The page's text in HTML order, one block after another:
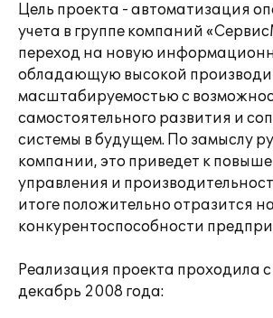
Цель проекта - автоматизация
учета в группе компаний
переход на новую
обладающую высокой
масштабируемостью с
самостоятельного развития и
системы в будущем. По замыслу
компании, это приведет к
управления и
итоге положительно отразится на
конкурентоспособности
Реализация проекта проходила
декабрь 2008 года: